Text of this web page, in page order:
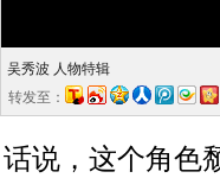
吴秀波 人物特辑
转发至：
话说，这个角色